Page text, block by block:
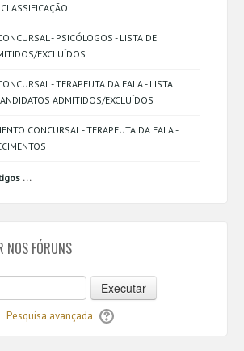
- PSICÓLOGOS - LISTA DE
EXCLUÍDOS
- TERAPEUTA DA FALA - LISTA
ADMITIDOS/EXCLUÍDOS
CONCURSAL - TERAPEUTA DA FALA -
...
NOS FÓRUNS
Executar
Pesquisa avançada